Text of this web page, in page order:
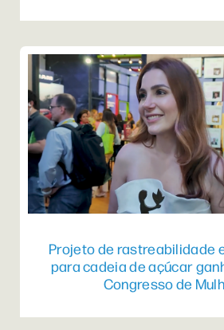
Projeto de rastreabilidade
para cadeia de açúcar
Congresso de